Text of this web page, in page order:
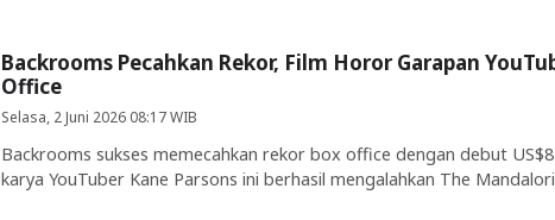
Backrooms Pecahkan Rekor, Film Horor Garapan
Office
Selasa, 2 Juni 2026 08:17 WIB
Backrooms sukses memecahkan rekor box office dengan debut
karya YouTuber Kane Parsons ini berhasil mengalahkan The